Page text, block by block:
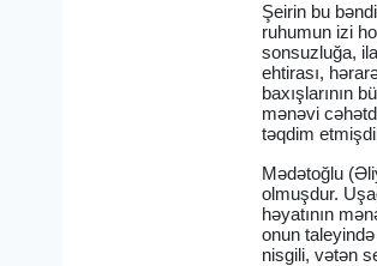
Şeirin bu
ruhumun izi
sonsuzluğa,
ehtirası,
baxışlarının
mənəvi
təqdim
Mədətoğlu
olmuşdur.
həyatının
onun
nisgili, vətən